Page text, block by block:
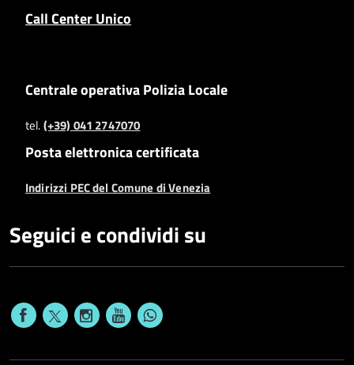
Call Center Unico
Centrale operativa Polizia Locale
tel.(+39) 041 2747070
Posta elettronica certificata
Indirizzi PEC del Comune di Venezia
Seguici e condividi su